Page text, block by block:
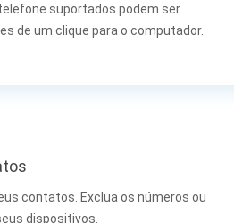
suportados podem ser
de um clique para o computador.
contatos. Exclua os números ou
dispositivos.